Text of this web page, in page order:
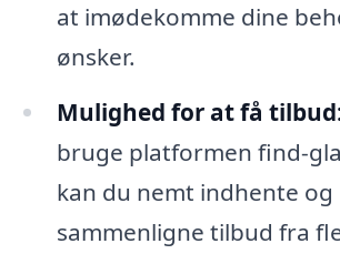
at imødekomme dine
ønsker.
Mulighed for at få
bruge platformen find-
kan du nemt indhente og
sammenligne tilbud fra